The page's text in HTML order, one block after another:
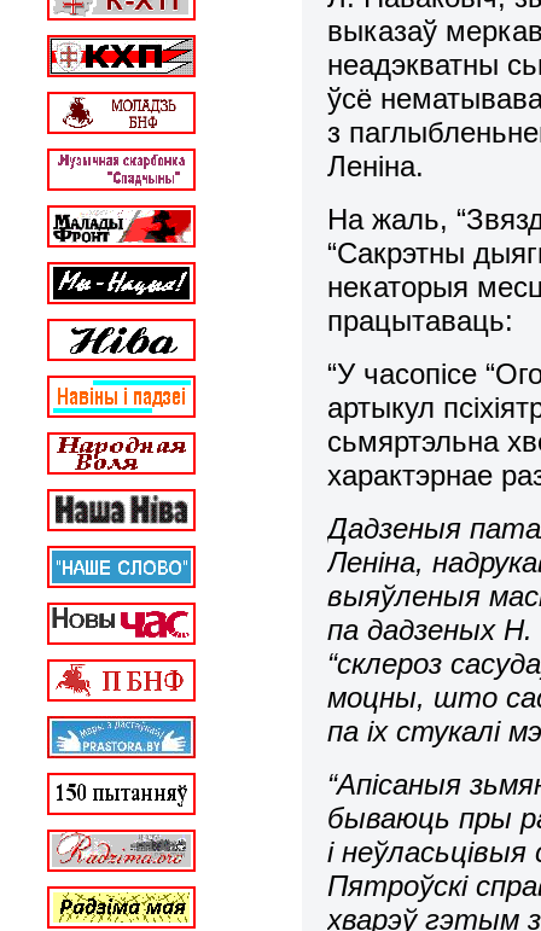
выказаў
неадэкватны
ўсё
з
Леніна.
На жаль,
“Сакрэтны
некаторыя
працытаваць:
“У часопісе
артыкул
сьмяртэльна
характэрнае
Дадзеныя
Леніна,
выяўленыя
па дадзеных Н.
“склероз
моцны, што
па іх стукалі
“Апісаныя
бываюць пры
і
Пятроўскі
хварэў гэтым